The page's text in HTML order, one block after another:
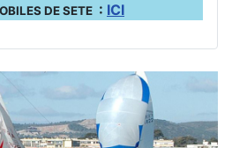
DE SETE : ICI